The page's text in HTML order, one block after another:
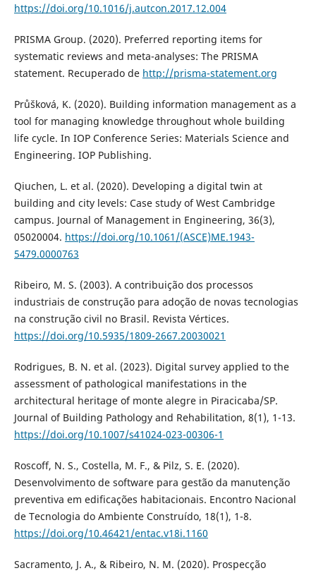
https://doi.org/10.1016/j.autcon.2017.12.004
PRISMA Group. (2020). Preferred reporting items for
systematic reviews and meta-analyses: The PRISMA
statement. Recuperado de http://prisma-statement.org
Průšková, K. (2020). Building information management as a
tool for managing knowledge throughout whole building
life cycle. In IOP Conference Series: Materials Science and
Engineering. IOP Publishing.
Qiuchen, L. et al. (2020). Developing a digital twin at
building and city levels: Case study of West Cambridge
campus. Journal of Management in Engineering, 36(3),
05020004. https://doi.org/10.1061/(ASCE)ME.1943-
5479.0000763
Ribeiro, M. S. (2003). A contribuição dos processos
industriais de construção para adoção de novas tecnologias
na construção civil no Brasil. Revista Vértices.
https://doi.org/10.5935/1809-2667.20030021
Rodrigues, B. N. et al. (2023). Digital survey applied to the
assessment of pathological manifestations in the
architectural heritage of monte alegre in Piracicaba/SP.
Journal of Building Pathology and Rehabilitation, 8(1), 1-13.
https://doi.org/10.1007/s41024-023-00306-1
Roscoff, N. S., Costella, M. F., & Pilz, S. E. (2020).
Desenvolvimento de software para gestão da manutenção
preventiva em edificações habitacionais. Encontro Nacional
de Tecnologia do Ambiente Construído, 18(1), 1-8.
https://doi.org/10.46421/entac.v18i.1160
Sacramento, J. A., & Ribeiro, N. M. (2020). Prospecção